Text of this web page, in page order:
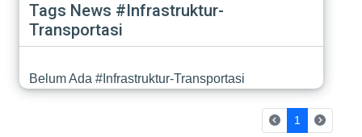
Tags News #Infrastruktur-
Transportasi
Belum Ada #Infrastruktur-Transportasi
1 (current)